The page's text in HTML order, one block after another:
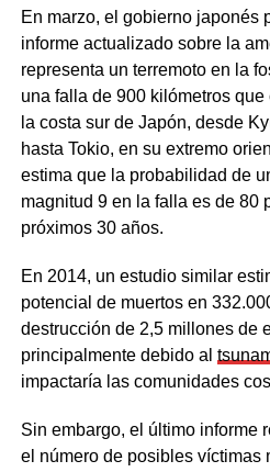
En marzo, el gobierno japonés
informe actualizado sobre la
representa un terremoto en la
una falla de 900 kilómetros que
la costa sur de Japón, desde
hasta Tokio, en su extremo
estima que la probabilidad de
magnitud 9 en la falla es de 80
próximos 30 años.
En 2014, un estudio similar
potencial de muertos en
destrucción de 2,5 millones de
principalmente debido al
impactaría las comunidades
Sin embargo, el último informe
el número de posibles víctimas